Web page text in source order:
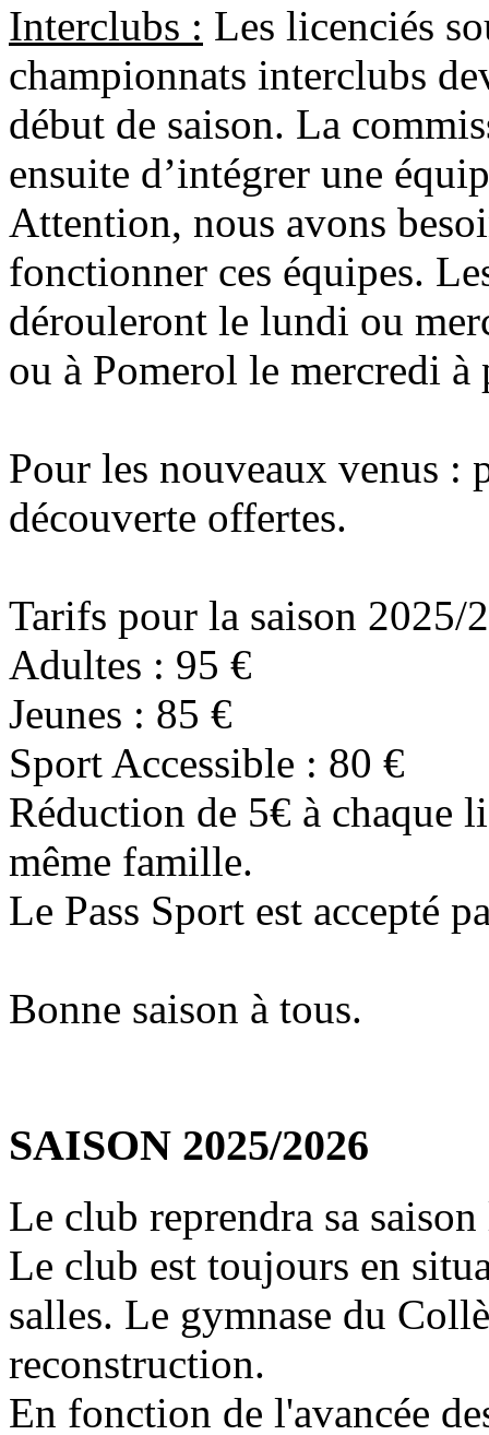
Interclubs : Les licenciés
championnats interclubs
début de saison. La
ensuite d’intégrer une
Attention, nous avons
fonctionner ces équipes.
dérouleront le lundi ou
ou à Pomerol le mercredi
Pour les nouveaux venus :
découverte offertes.
Tarifs pour la saison 2025/
Adultes : 95 €
Jeunes : 85 €
Sport Accessible : 80 €
Réduction de 5€ à chaque
même famille.
Le Pass Sport est accepté
Bonne saison à tous.
SAISON 2025/2026
Le club reprendra sa
Le club est toujours en
salles. Le gymnase du
reconstruction.
En fonction de l'avancée